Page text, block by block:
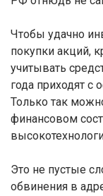
Чтобы удачно
покупки акций,
учитывать
года приходят с
Только так
финансовом
Это не пустые
обвинения в